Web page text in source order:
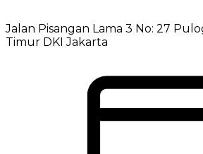
Jalan Pisangan Lama 3 No: 27
Timur DKI Jakarta